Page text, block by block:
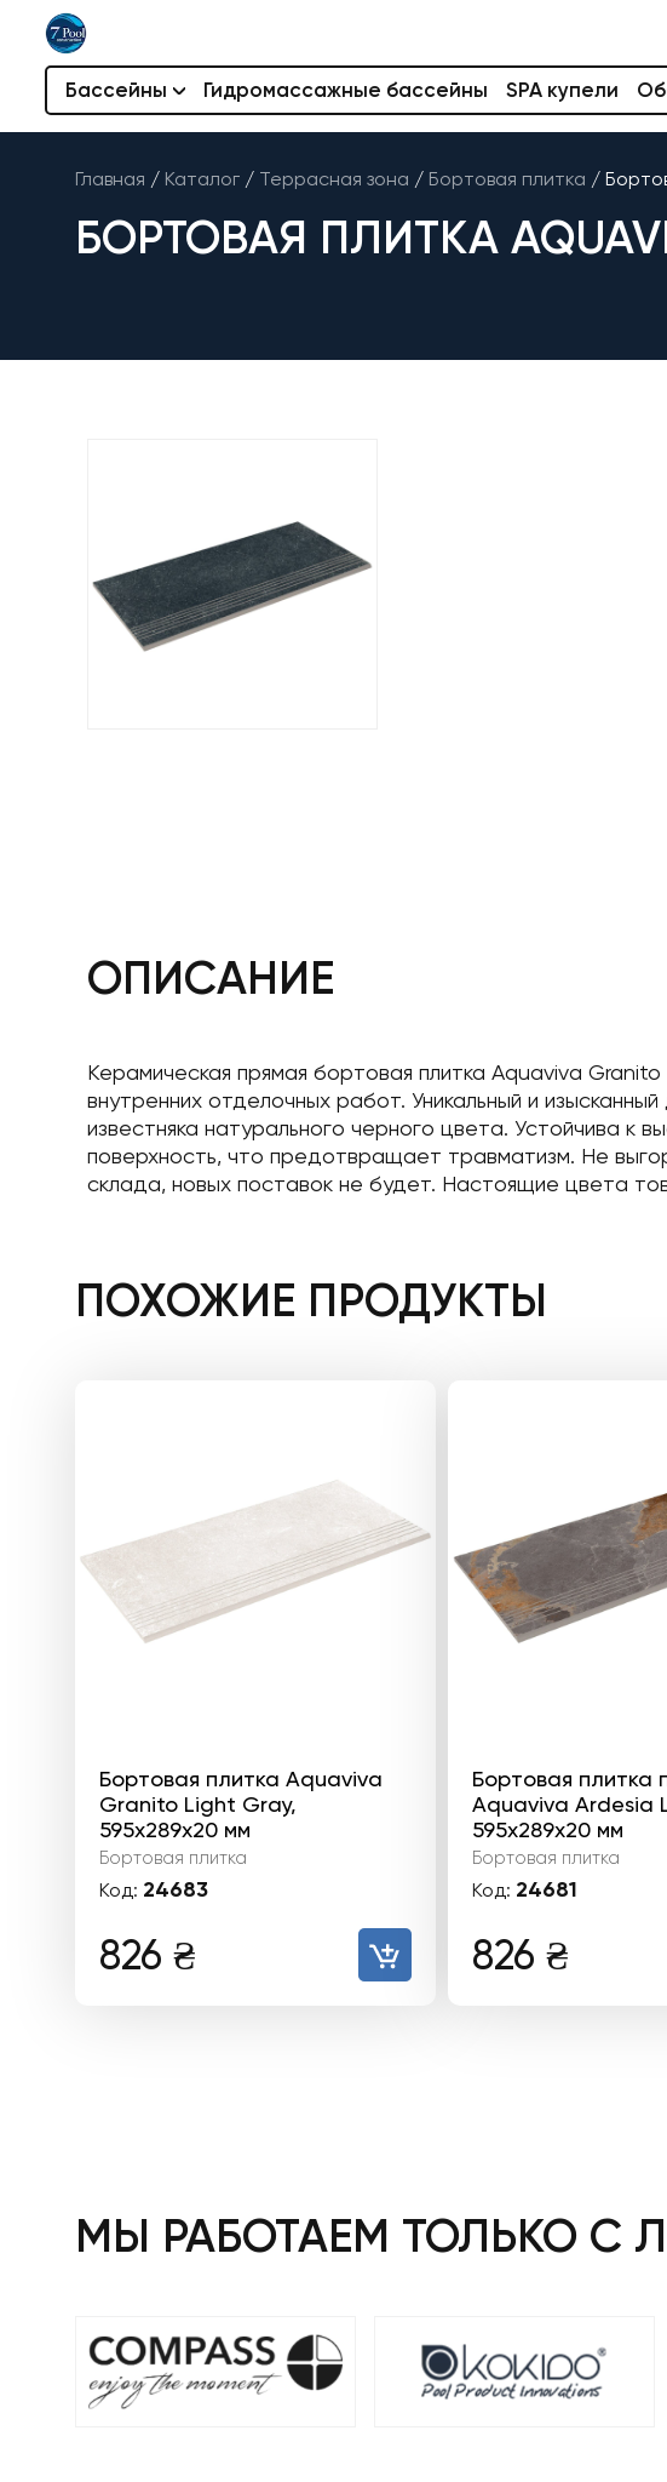
Бассейны Гидромассажные бассейны SPA купели
Главная / Каталог / Террасная зона / Бортовая плитка /
БОРТОВАЯ ПЛИТКА
ОПИСАНИЕ
Керамическая прямая бортовая плитка Aquaviva
внутренних отделочных работ. Уникальный и
известняка натурального черного цвета. Устойчива к
поверхность, что предотвращает травматизм. Не
склада, новых поставок не будет. Настоящие цвета
ПОХОЖИЕ ПРОДУКТЫ
Бортовая плитка Aquaviva
Granito Light Gray,
595x289x20 мм
Бортовая плитка
Код: 24683
826 ₴
Бортовая плитка
Aquaviva Ardesia
595x289x20 мм
Бортовая плитка
Код: 24681
826 ₴
МЫ РАБОТАЕМ ТОЛЬКО С